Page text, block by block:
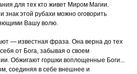
для тех кто живет Миром Магии.
знак этой рубахи можно оговорить
Вашу волю.
— известная фраза. Она верна до тех
от Бога, забывая о своем
Обжигают горшки воплощенные Боги...
соединяя в себе внешнее и